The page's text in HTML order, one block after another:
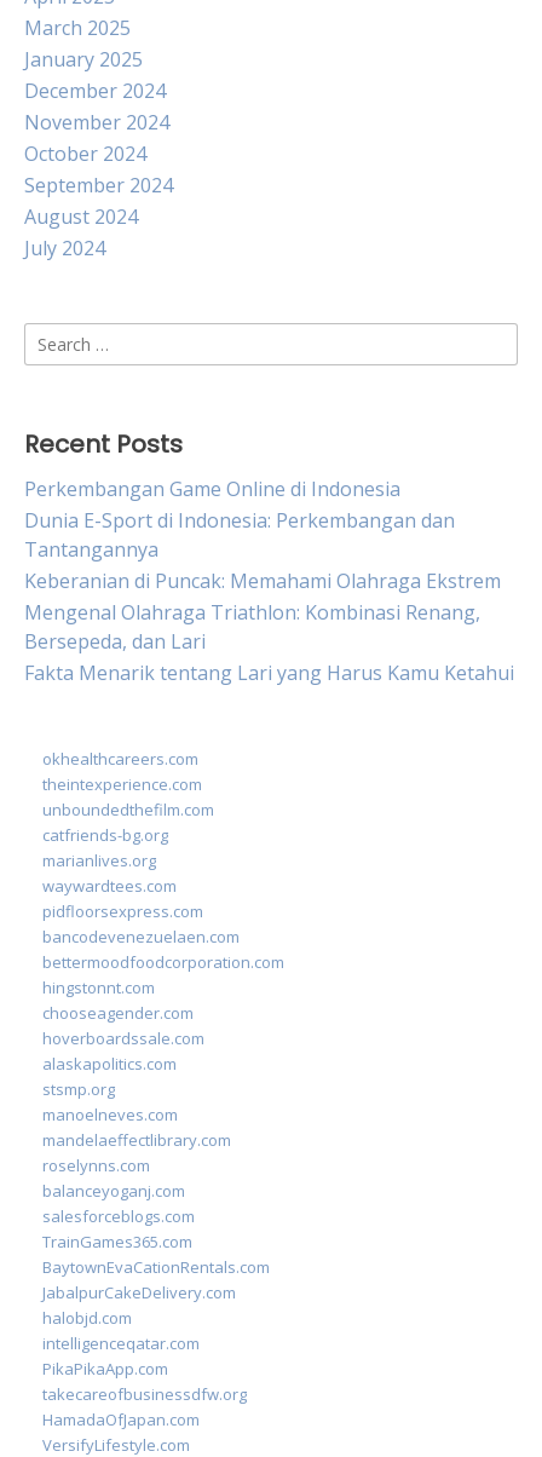
March 2025
January 2025
December 2024
November 2024
October 2024
September 2024
August 2024
July 2024
Search
for:
Recent Posts
Perkembangan Game Online di Indonesia
Dunia E-Sport di Indonesia: Perkembangan dan
Tantangannya
Keberanian di Puncak: Memahami Olahraga Ekstrem
Mengenal Olahraga Triathlon: Kombinasi Renang,
Bersepeda, dan Lari
Fakta Menarik tentang Lari yang Harus Kamu Ketahui
okhealthcareers.com
theintexperience.com
unboundedthefilm.com
catfriends-bg.org
marianlives.org
waywardtees.com
pidfloorsexpress.com
bancodevenezuelaen.com
bettermoodfoodcorporation.com
hingstonnt.com
chooseagender.com
hoverboardssale.com
alaskapolitics.com
stsmp.org
manoelneves.com
mandelaeffectlibrary.com
roselynns.com
balanceyoganj.com
salesforceblogs.com
TrainGames365.com
BaytownEvaCationRentals.com
JabalpurCakeDelivery.com
halobjd.com
intelligenceqatar.com
PikaPikaApp.com
takecareofbusinessdfw.org
HamadaOfJapan.com
VersifyLifestyle.com